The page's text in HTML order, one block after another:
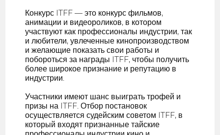
Конкурс ITFF — это конкурс фильмов,
анимации и видеороликов, в котором
участвуют как профессионалы индустрии, так
и любители, увлеченные кинопроизводством
и желающие показать свои работы и
побороться за награды ITFF, чтобы получить
более широкое признание и репутацию в
индустрии.
Участники имеют шанс выиграть трофей и
призы на ITFF. Отбор постановок
осуществляется судейским советом ITFF, в
который входят признанные тайские